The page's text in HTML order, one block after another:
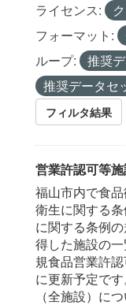
ライセンス:
フォーマット:
ループ:
推奨
推奨データセ
フィルタ結果
営業許認可等施
福山市内で食
衛生に関する
に関する条例
得した施設の
規食品営業許
に更新予定で
（全施設）に